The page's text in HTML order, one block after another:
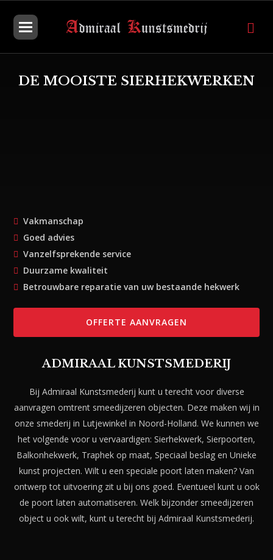
DE MOOISTE SIERHEKWERKEN
Vakmanschap
Goed advies
Vanzelfsprekende service
Duurzame kwaliteit
Betrouwbare reparatie van uw bestaande hekwerk
OFFERTE AANVRAGEN
ADMIRAAL KUNSTSMEDERIJ
Bij Admiraal Kunstsmederij kunt u terecht voor diverse
aanvragen omtrent smeedijzeren objecten. Deze maken wij in
onze smederij in Lutjewinkel in Noord-Holland. We kunnen we
het volgende voor u vervaardigen: Sierhekwerk, Sierpoorten,
Balkonhekwerk, Traphek op maat, Speciaal beslag en Unieke
kunst projecten. Wilt u een speciale poort laten maken? Van
ontwerp tot uitvoering zit u bij ons goed. Eventueel kunt u ook
de poort laten automatiseren. Welk bijzonder smeedijzeren
object u ook wilt, kunt u terecht bij Admiraal Kunstsmederij.